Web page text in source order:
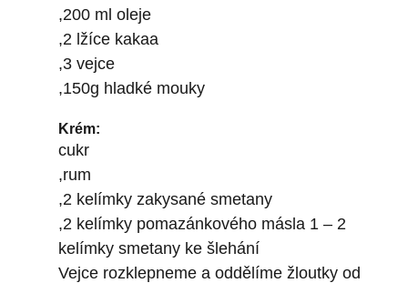
,200 ml oleje
,2 lžíce kakaa
,3 vejce
,150g hladké mouky
Krém:
cukr
,rum
,2 kelímky zakysané smetany
,2 kelímky pomazánkového másla 1 – 2
kelímky smetany ke šlehání
Vejce rozklepneme a oddělíme žloutky od